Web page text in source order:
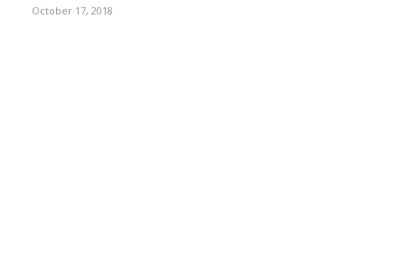
October 17, 2018